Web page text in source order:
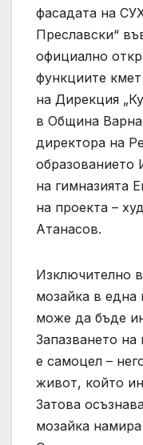
фасадата на
Преславски“
официално
функциите
на Дирекция
в Община Варна
директора на
образованието
на гимназията
на проекта –
Атанасов.
Изключително
мозайка в една
може да бъде
Запазването на
е самоцел –
живот, който
Затова
мозайка